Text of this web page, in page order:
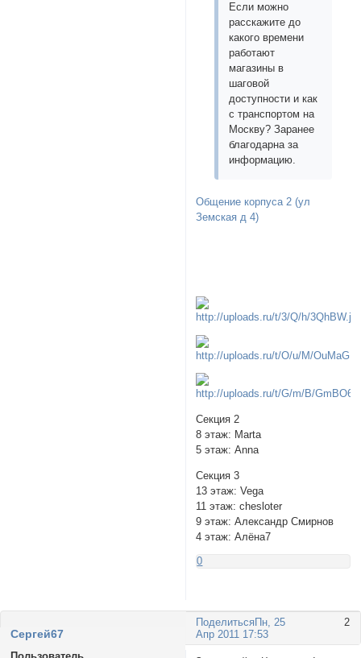
Если можно
расскажите до
какого времени
работают
магазины в
шаговой
доступности и как
с транспортом на
Москву? Заранее
благодарна за
информацию.
Общение корпуса 2 (ул
Земская д 4)
Секция 2
8 этаж: Marta
5 этаж: Anna
Секция 3
13 этаж: Vega
11 этаж: chesloter
9 этаж: Александр Смирнов
4 этаж: Алёна7
0
Поделиться 2
Пн, 25
Апр 2011 17:53
Сeргей67